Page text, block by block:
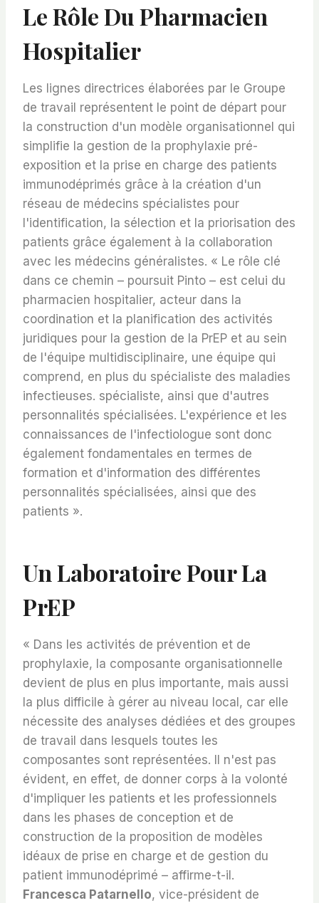
Le Rôle Du Pharmacien
Hospitalier
Les lignes directrices élaborées par le Groupe
de travail représentent le point de départ pour
la construction d'un modèle organisationnel qui
simplifie la gestion de la prophylaxie pré-
exposition et la prise en charge des patients
immunodéprimés grâce à la création d'un
réseau de médecins spécialistes pour
l'identification, la sélection et la priorisation des
patients grâce également à la collaboration
avec les médecins généralistes. « Le rôle clé
dans ce chemin – poursuit Pinto – est celui du
pharmacien hospitalier, acteur dans la
coordination et la planification des activités
juridiques pour la gestion de la PrEP et au sein
de l'équipe multidisciplinaire, une équipe qui
comprend, en plus du spécialiste des maladies
infectieuses. spécialiste, ainsi que d'autres
personnalités spécialisées. L'expérience et les
connaissances de l'infectiologue sont donc
également fondamentales en termes de
formation et d'information des différentes
personnalités spécialisées, ainsi que des
patients ».
Un Laboratoire Pour La
PrEP
« Dans les activités de prévention et de
prophylaxie, la composante organisationnelle
devient de plus en plus importante, mais aussi
la plus difficile à gérer au niveau local, car elle
nécessite des analyses dédiées et des groupes
de travail dans lesquels toutes les
composantes sont représentées. Il n'est pas
évident, en effet, de donner corps à la volonté
d'impliquer les patients et les professionnels
dans les phases de conception et de
construction de la proposition de modèles
idéaux de prise en charge et de gestion du
patient immunodéprimé – affirme-t-il.
Francesca Patarnello, vice-président de